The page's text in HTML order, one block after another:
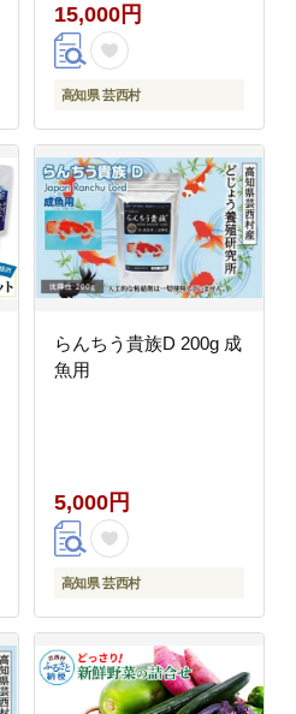
15,000円
高知県 芸西村
らんちう貴族D 200g 成
魚用
5,000円
高知県 芸西村